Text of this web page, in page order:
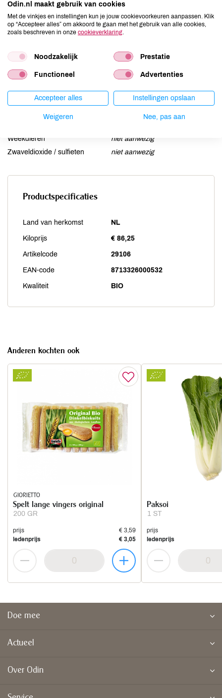
Gluten
niet aanwezig
Lactose
niet aanwezig
Lupine
niet aanwezig
Noten
niet aanwezig
Schaaldieren
niet aanwezig
niet aanwezig
Weekdieren
niet aanwezig
Zwaveldioxide / sulfieten
niet aanwezig
Productspecificaties
Land van herkomst NL
Kiloprijs € 86,25
Artikelcode 29106
EAN-code 8713326000532
Kwaliteit BIO
Anderen kochten ook
GIORIETTO
200 GR
Spelt lange vingers original
prijs
€ 3,59
ledenprijs
€ 3,05
1 ST
Paksoi
prijs
ledenprijs
Doe mee
Actueel
Over Odin
Odin.nl maakt gebruik van cookies
Met de vinkjes en instellingen kun je jouw cookievoorkeuren aanpassen. Klik
op “Accepteer alles” om akkoord te gaan met het gebruik van alle cookies,
zoals beschreven in onze cookieverklaring.
Noodzakelijk Prestatie
Functioneel Advertenties
Accepteer alles Instellingen opslaan
Weigeren Nee, pas aan